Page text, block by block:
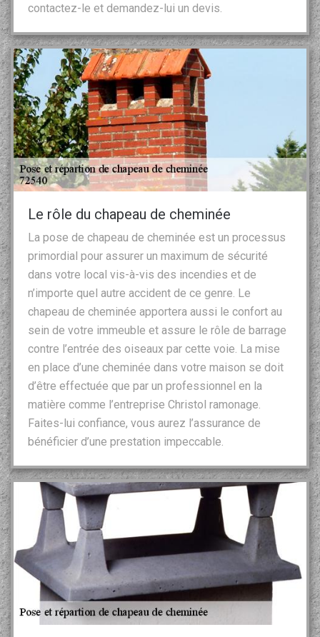
contactez-le et demandez-lui un devis.
Le rôle du chapeau de cheminée
La pose de chapeau de cheminée est un processus
primordial pour assurer un maximum de sécurité
dans votre local vis-à-vis des incendies et de
n’importe quel autre accident de ce genre. Le
chapeau de cheminée apportera aussi le confort au
sein de votre immeuble et assure le rôle de barrage
contre l’entrée des oiseaux par cette voie. La mise
en place d’une cheminée dans votre maison se doit
d’être effectuée que par un professionnel en la
matière comme l’entreprise Christol ramonage.
Faites-lui confiance, vous aurez l’assurance de
bénéficier d’une prestation impeccable.